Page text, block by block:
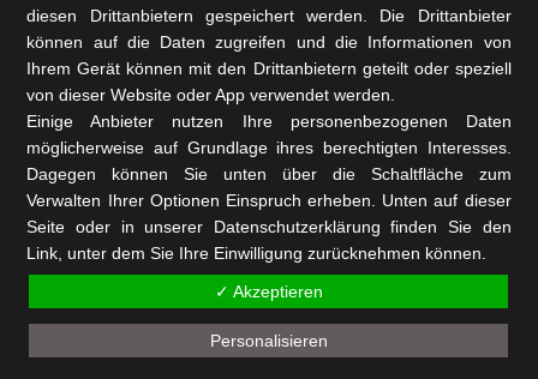
Wir empfehlen Ihnen daher, unbedingt auf eine
hochwertige Pflege ohne Paraffine, Silikone, Parabene,
synthetische Emulgatoren, aggressive synthetische Tenside,
sowie Duft-, Farb- und Konservierungsstoffe usw. zu achten.
Zur Unterstützung des Behandlungsergebnisses sollte die
Pflege regenerations- und barrierestärkende Wirkstoffe
enthalten, wie z. B. D-Panthenol, CM-Glucan, Vitamin C,
Vitamin A, Vitamin E, Hyaluronsäure u. ä.
diesen Drittanbietern gespeichert werden. Die Drittanbieter
können auf die Daten zugreifen und die Informationen von
Ihrem Gerät können mit den Drittanbietern geteilt oder speziell
von dieser Website oder App verwendet werden.
Einige Anbieter nutzen Ihre personenbezogenen Daten
möglicherweise auf Grundlage ihres berechtigten Interesses.
Dagegen können Sie unten über die Schaltfläche zum
Verwalten Ihrer Optionen Einspruch erheben. Unten auf dieser
Seite oder in unserer Datenschutzerklärung finden Sie den
Link, unter dem Sie Ihre Einwilligung zurücknehmen können.
✓ Akzeptieren
Personalisieren